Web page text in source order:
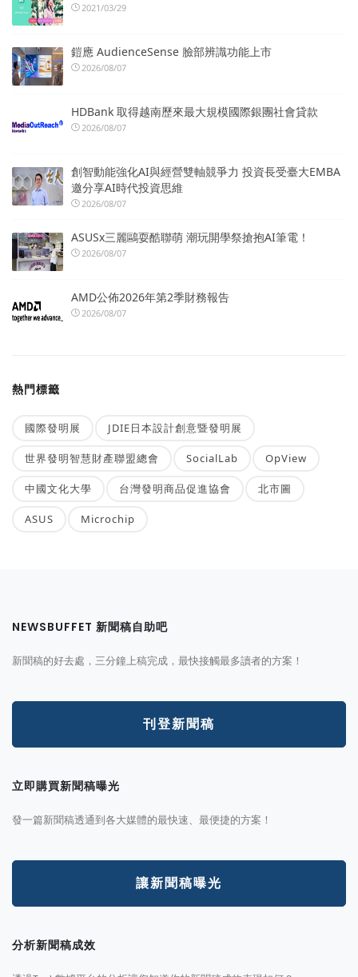
2021/03/29
鎧應 AudienceSense 臉部辨識功能上市
2026/08/07
HDBank 取得越南歷來最大規模國際銀團社會貸款
2026/08/07
創智動能強化AI與經營雙軸競爭力 投資長受臺大EMBA
邀分享AI時代投資思維
2026/08/07
ASUSx三麗鷗耍酷聯萌 潮玩開學祭搶抱AI筆電！
2026/08/07
AMD公佈2026年第2季財務報告
2026/08/07
熱門標籤
國際發明展 JDIE日本設計創意暨發明展
世界發明智慧財產聯盟總會 SocialLab OpView
中國文化大學 台灣發明商品促進協會 北市圖
ASUS Microchip
NEWSBUFFET 新聞稿自助吧
新聞稿的好去處，三分鐘上稿完成，最快接觸最多讀者的方案！
刊登新聞稿
立即購買新聞稿曝光
發一篇新聞稿透通到各大媒體的最快速、最便捷的方案！
讓新聞稿曝光
分析新聞稿成效